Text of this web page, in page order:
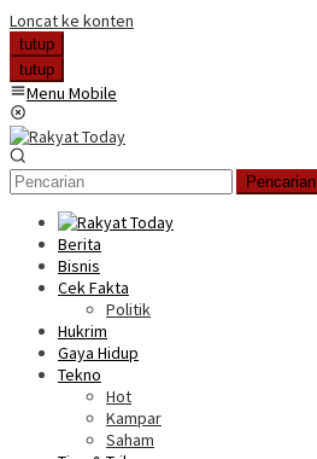
Loncat ke konten
tutup
tutup
Menu Mobile
Pencarian
Berita
Bisnis
Cek Fakta
Politik
Hukrim
Gaya Hidup
Tekno
Hot
Kampar
Saham